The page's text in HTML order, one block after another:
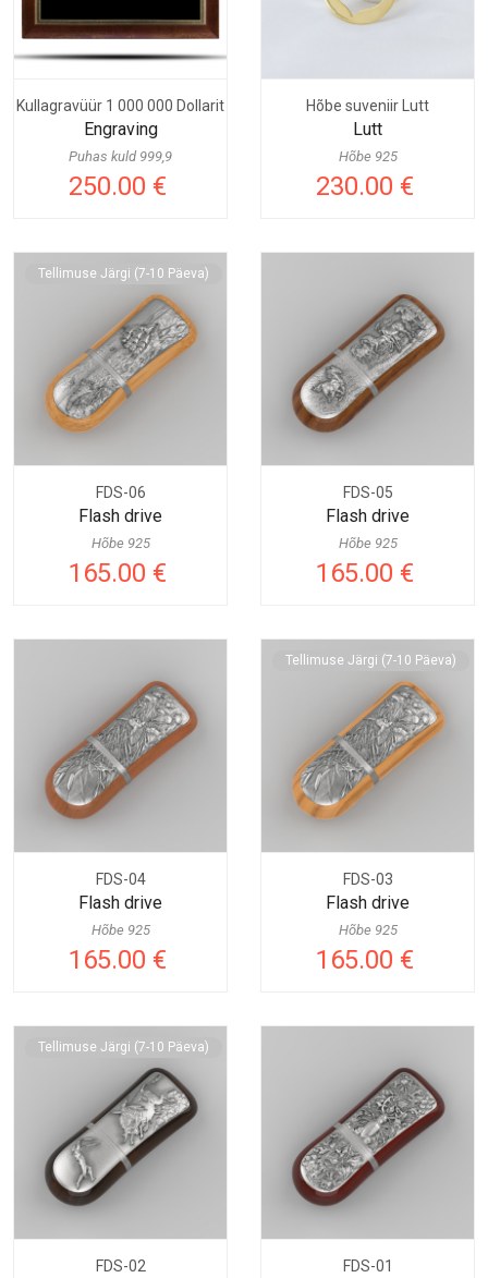
Kullagravüür 1 000 000 Dollarit
Engraving
Puhas kuld 999,9
250.00 €
Hõbe suveniir Lutt
Lutt
Hõbe 925
230.00 €
Tellimuse Järgi (7-10 Päeva)
FDS-06
Flash drive
Hõbe 925
165.00 €
FDS-05
Flash drive
Hõbe 925
165.00 €
FDS-04
Flash drive
Hõbe 925
165.00 €
Tellimuse Järgi (7-10 Päeva)
FDS-03
Flash drive
Hõbe 925
165.00 €
Tellimuse Järgi (7-10 Päeva)
FDS-02 FDS-01